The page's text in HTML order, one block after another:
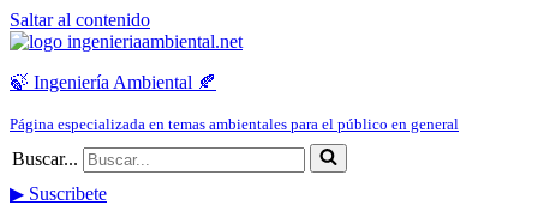
Saltar al contenido
🍃 Ingeniería Ambiental 🍂
Página especializada en temas ambientales para el público en general
Buscar...
▶ Suscribete